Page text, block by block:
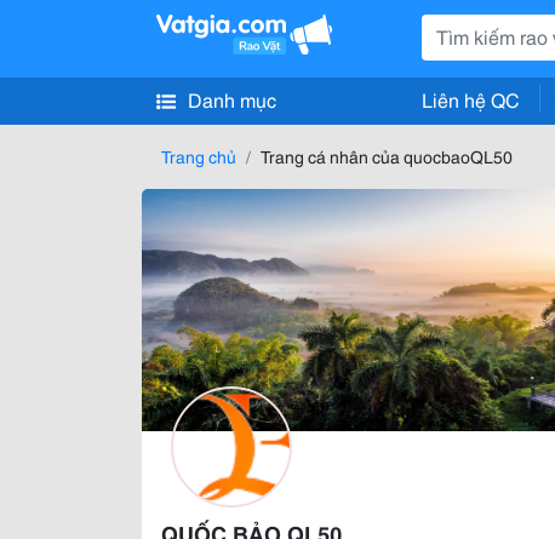
Danh mục Liên hệ QC
Trang chủ Trang cá nhân của quocbaoQL50